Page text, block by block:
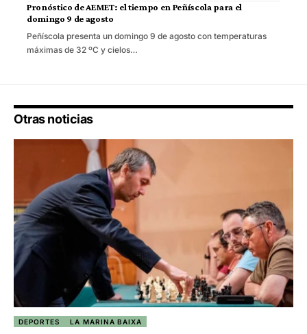
Pronóstico de AEMET: el tiempo en Peñíscola para el
domingo 9 de agosto
Peñíscola presenta un domingo 9 de agosto con temperaturas
máximas de 32 ºC y cielos…
Otras noticias
DEPORTES LA MARINA BAIXA